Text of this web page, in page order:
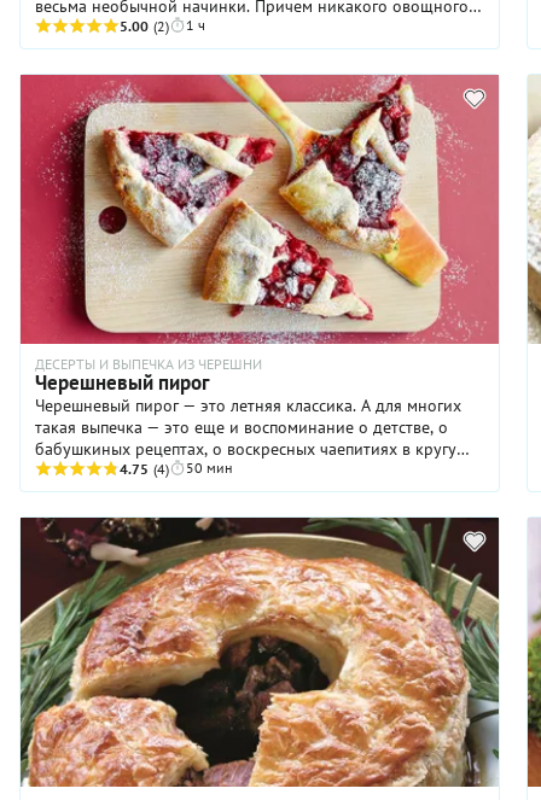
весьма необычной начинки. Причем никакого овощного
привкуса в этом пироге не чувствуется. Лимонная цедра
гармонично дополняет травянистые ноты щавеля, а его
легкая горчинка нивелируется достаточным количеством
сахара. Рецепт шарлотки почти не отличается от
традиционной — той, что обычно готовят с яблоками. Так
что, за него вполне может взяться даже начинающий, не
слишком уверенный в своих силах кулинар.
5.00 (2) 1 ч
ДЕСЕРТЫ И ВЫПЕЧКА ИЗ ЧЕРЕШНИ
Черешневый пирог
Черешневый пирог — это летняя классика. А для многих
такая выпечка — это еще и воспоминание о детстве, о
бабушкиных рецептах, о воскресных чаепитиях в кругу
семьи. Готовится пирог из простых продуктов, а
получается всегда. Сладкая, чуть карамелизованная
черешня в аппетитной золотистой песочной корзиночке —
конечно же, это невероятно вкусно! Такой черешневый
пирог может стать логичным завершением летнего обеда
или уютного ужина с близкими. Само собой, не грех
подать его и просто на полдник, со свежезаваренным
крепким чаем или кофе.
4.75 (4) 50 мин